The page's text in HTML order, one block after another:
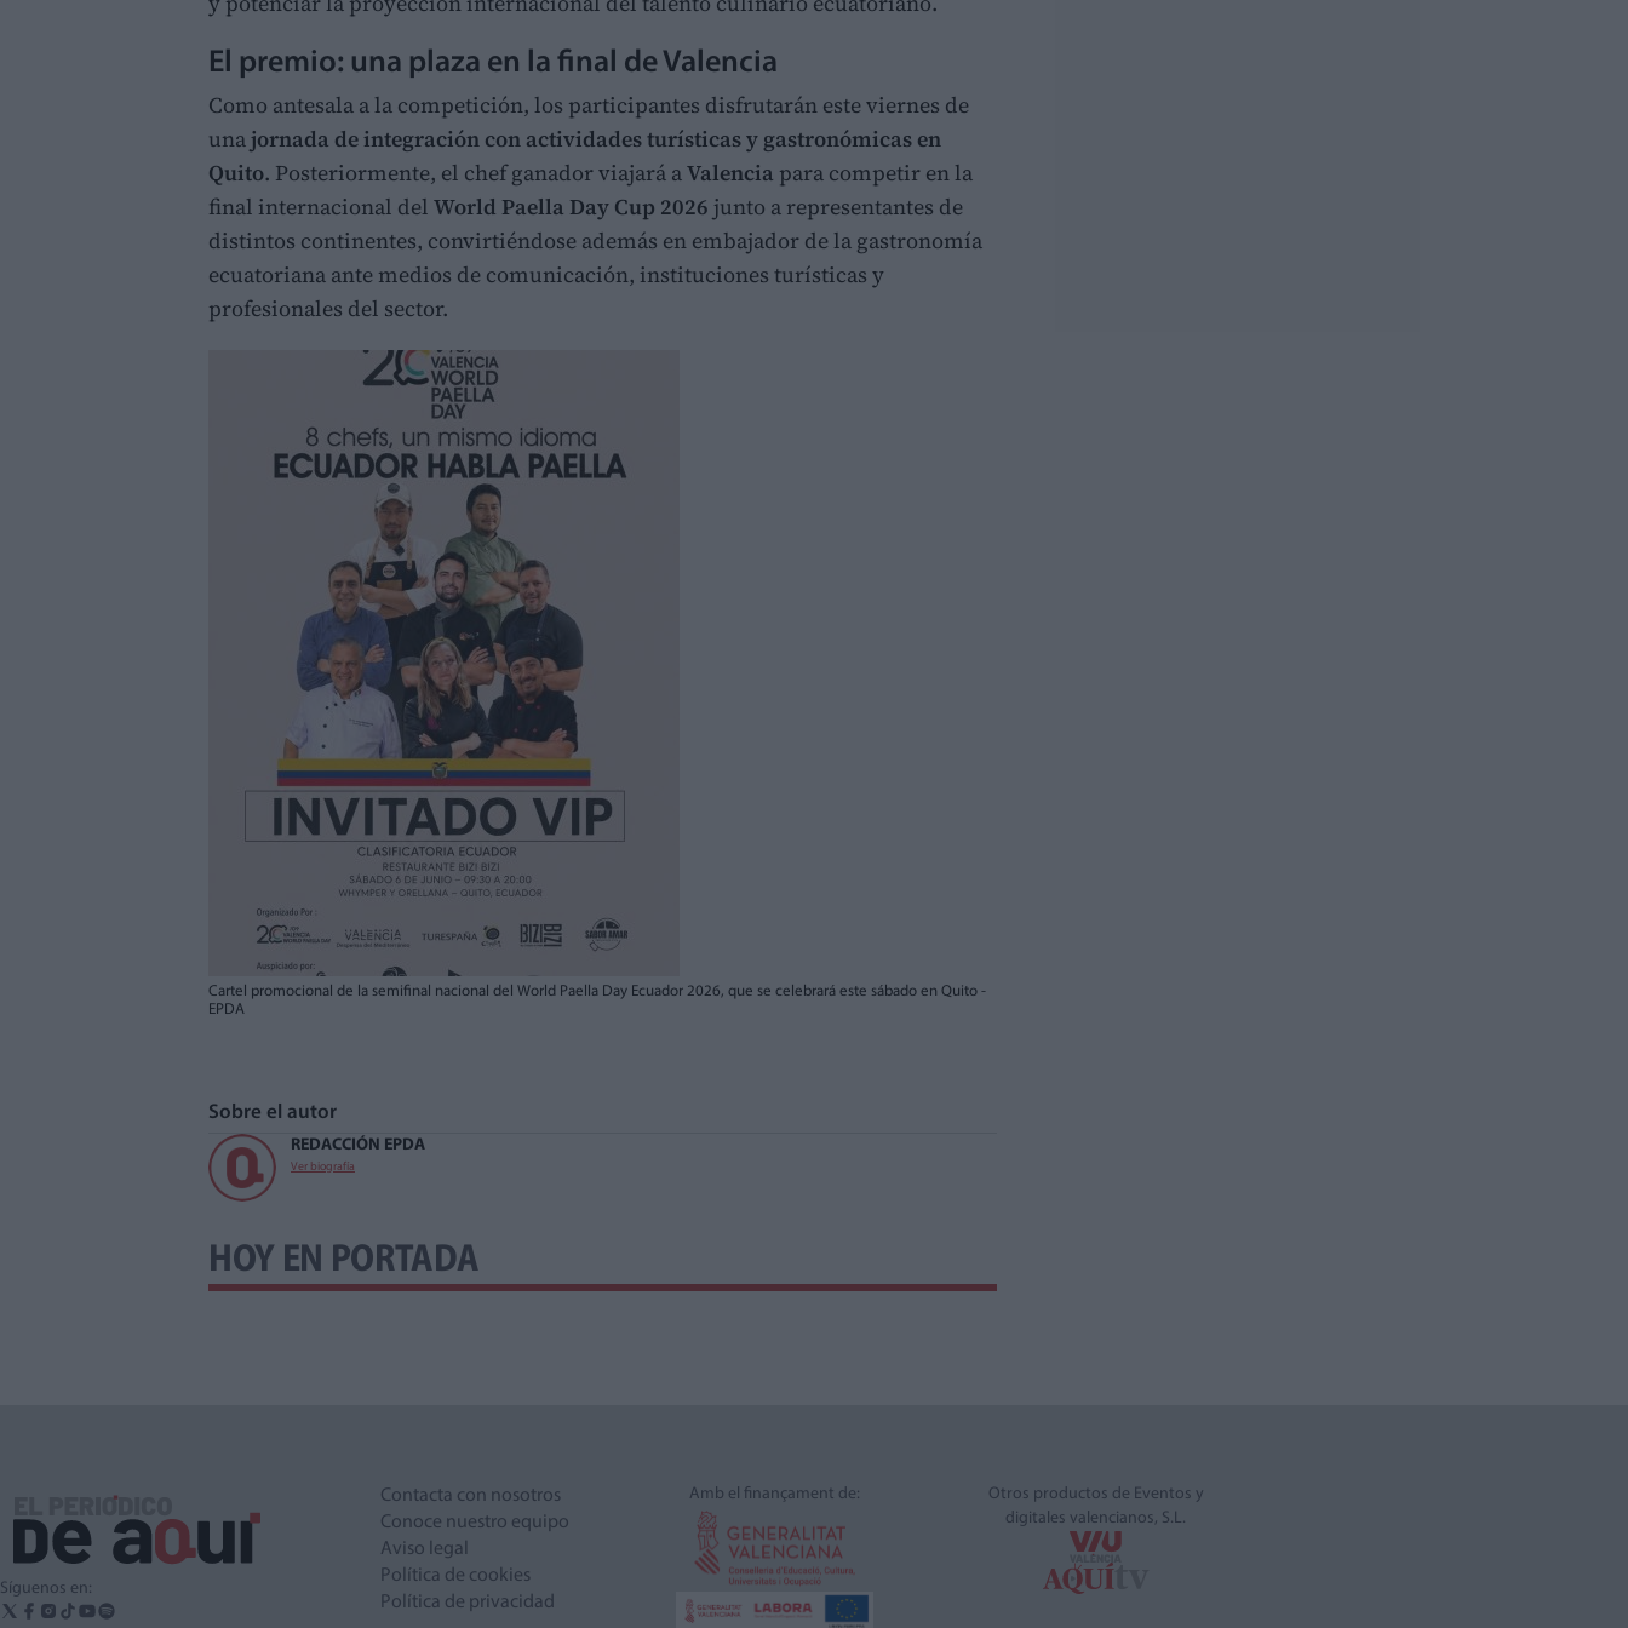
El premio: una plaza en la final de Valencia
Como antesala a la competición, los participantes disfrutarán este viernes de
unajornada de integración con actividades turísticas y gastronómicas en
Quito. Posteriormente, el chef ganador viajará aValencia para competir en la
final internacional del World Paella Day Cup 2026 junto a representantes de
distintos continentes, convirtiéndose además en embajador de la gastronomía
ecuatoriana ante medios de comunicación, instituciones turísticas y
profesionales del sector.
Cartel promocional de la semifinal nacional del World Paella Day Ecuador 2026, que se celebrará este sábado en Quito -
EPDA
Sobre el autor
REDACCIÓN EPDA
Ver biografía
HOY EN PORTADA
Síguenos en:
Contacta con nosotros
Conoce nuestro equipo
Aviso legal
Política de cookies
Política de privacidad
Amb el finançament de:
Otros productos de Eventos y
digitales valencianos, S.L.